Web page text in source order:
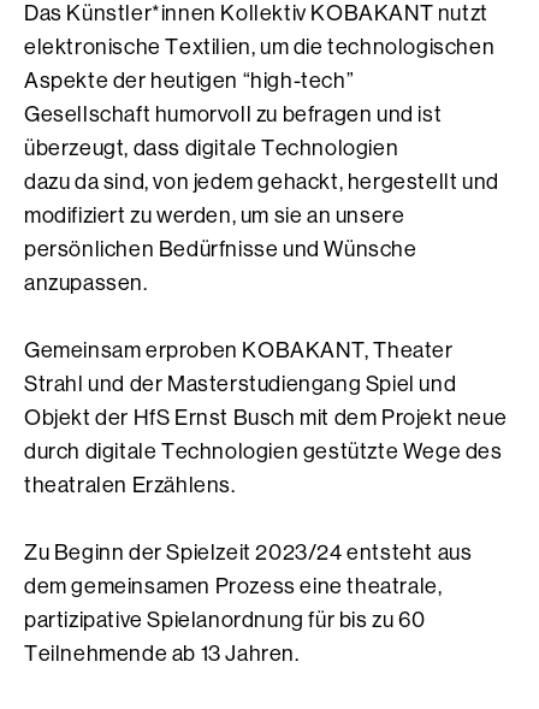
Das Künstler*innen Kollektiv KOBAKANT nutzt
elektronische Textilien, um die technologischen
Aspekte der heutigen “high-tech”
Gesellschaft humorvoll zu befragen und ist
überzeugt, dass digitale Technologien
dazu da sind, von jedem gehackt, hergestellt und
modifiziert zu werden, um sie an unsere
persönlichen Bedürfnisse und Wünsche
anzupassen.
Gemeinsam erproben KOBAKANT, Theater
Strahl und der Masterstudiengang Spiel und
Objekt der HfS Ernst Busch mit dem Projekt neue
durch digitale Technologien gestützte Wege des
theatralen Erzählens.
Zu Beginn der Spielzeit 2023/24 entsteht aus
dem gemeinsamen Prozess eine theatrale,
partizipative Spielanordnung für bis zu 60
Teilnehmende ab 13 Jahren.